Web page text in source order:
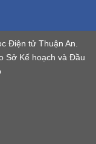
Điện tử Thuận An.
Sở Kế hoạch và Đầu